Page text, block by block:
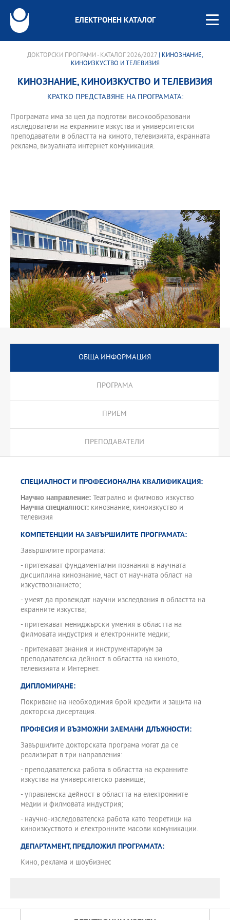
ЕЛЕКТРОНЕН КАТАЛОГ
ДОКТОРСКИ ПРОГРАМИ - КАТАЛОГ 2026/2027 | КИНОЗНАНИЕ,
КИНОИЗКУСТВО И ТЕЛЕВИЗИЯ
КИНОЗНАНИЕ, КИНОИЗКУСТВО И ТЕЛЕВИЗИЯ
КРАТКО ПРЕДСТАВЯНЕ НА ПРОГРАМАТА:
Програмата има за цел да подготви високообразовани
изследователи на екранните изкуства и университетски
преподаватели в областта на киното, телевизията, екранната
реклама, визуалната интернет комуникация.
ОБЩА ИНФОРМАЦИЯ
ПРОГРАМА
ПРИЕМ
ПРЕПОДАВАТЕЛИ
СПЕЦИАЛНОСТ И ПРОФЕСИОНАЛНА КВАЛИФИКАЦИЯ:
Научно направление: Театрално и филмово изкуство
Научна специалност: кинознание, киноизкуство и
телевизия
КОМПЕТЕНЦИИ НА ЗАВЪРШИЛИТЕ ПРОГРАМАТА:
Завършилите програмата:
- притежават фундаментални познания в научната
дисциплина кинознание, част от научната област на
изкуствознанието;
- умеят да провеждат научни изследвания в областта на
екранните изкуства;
- притежават мениджърски умения в областта на
филмовата индустрия и електронните медии;
- притежават знания и инструментариум за
преподавателска дейност в областта на киното,
телевизията и Интернет.
ДИПЛОМИРАНЕ:
Покриване на необходимия брой кредити и защита на
докторска дисертация.
ПРОФЕСИЯ И ВЪЗМОЖНИ ЗАЕМАНИ ДЛЪЖНОСТИ:
Завършилите докторската програма могат да се
реализират в три направления:
- преподавателска работа в областта на екранните
изкуства на университетско равнище;
- управленска дейност в областта на електронните
медии и филмовата индустрия;
- научно-изследователска работа като теоретици на
киноизкуството и електронните масови комуникации.
ДЕПАРТАМЕНТ, ПРЕДЛОЖИЛ ПРОГРАМАТА:
Кино, реклама и шоубизнес